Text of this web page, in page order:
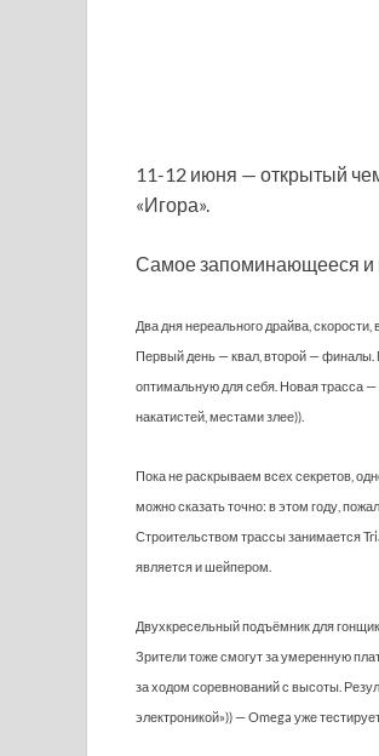
11-12 июня — открытый
«Игора».
Самое запоминающееся и
Два дня нереального драйва,
Первый день — квал, второй — финалы.
оптимальную для себя. Новая трасса —
накатистей, местами злее)).
Пока не раскрываем всех секретов,
можно сказать точно: в этом году,
Строительством трассы занимается
является и шейпером.
Двухкресельный подъёмник для
Зрители тоже смогут за умеренную
за ходом соревнований с высоты.
электроникой»)) — Omega уже